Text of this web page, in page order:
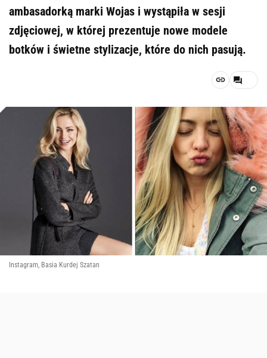
ambasadorką marki Wojas i wystąpiła w sesji
zdjęciowej, w której prezentuje nowe modele
botków i świetne stylizacje, które do nich pasują.
Instagram, Basia Kurdej Szatan